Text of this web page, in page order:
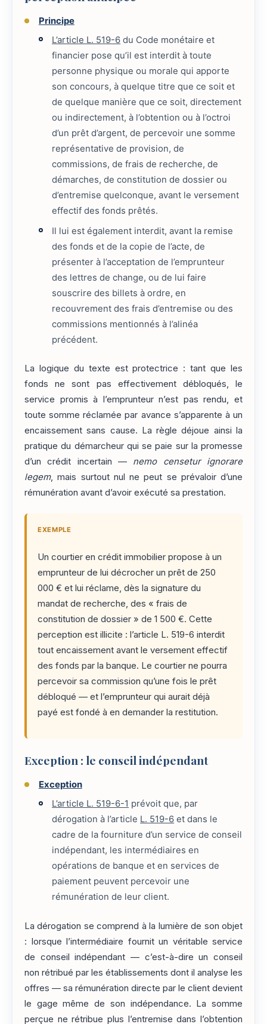
Principe
L’article L. 519-6 du Code monétaire et
financier pose qu’il est interdit à toute
personne physique ou morale qui apporte
son concours, à quelque titre que ce soit et
de quelque manière que ce soit, directement
ou indirectement, à l’obtention ou à l’octroi
d’un prêt d’argent, de percevoir une somme
représentative de provision, de
commissions, de frais de recherche, de
démarches, de constitution de dossier ou
d’entremise quelconque, avant le versement
effectif des fonds prêtés.
Il lui est également interdit, avant la remise
des fonds et de la copie de l’acte, de
présenter à l’acceptation de l’emprunteur
des lettres de change, ou de lui faire
souscrire des billets à ordre, en
recouvrement des frais d’entremise ou des
commissions mentionnés à l’alinéa
précédent.
La logique du texte est protectrice : tant que les
fonds ne sont pas effectivement débloqués, le
service promis à l’emprunteur n’est pas rendu, et
toute somme réclamée par avance s’apparente à un
encaissement sans cause. La règle déjoue ainsi la
pratique du démarcheur qui se paie sur la promesse
d’un crédit incertain — nemo censetur ignorare
legem, mais surtout nul ne peut se prévaloir d’une
rémunération avant d’avoir exécuté sa prestation.
EXEMPLE
Un courtier en crédit immobilier propose à un
emprunteur de lui décrocher un prêt de 250
000 € et lui réclame, dès la signature du
mandat de recherche, des « frais de
constitution de dossier » de 1 500 €. Cette
perception est illicite : l’article L. 519-6 interdit
tout encaissement avant le versement effectif
des fonds par la banque. Le courtier ne pourra
percevoir sa commission qu’une fois le prêt
débloqué — et l’emprunteur qui aurait déjà
payé est fondé à en demander la restitution.
Exception : le conseil indépendant
Exception
L’article L. 519-6-1 prévoit que, par
dérogation à l’article L. 519-6 et dans le
cadre de la fourniture d’un service de conseil
indépendant, les intermédiaires en
opérations de banque et en services de
paiement peuvent percevoir une
rémunération de leur client.
La dérogation se comprend à la lumière de son objet
: lorsque l’intermédiaire fournit un véritable service
de conseil indépendant — c’est-à-dire un conseil
non rétribué par les établissements dont il analyse les
offres — sa rémunération directe par le client devient
le gage même de son indépendance. La somme
perçue ne rétribue plus l’entremise dans l’obtention